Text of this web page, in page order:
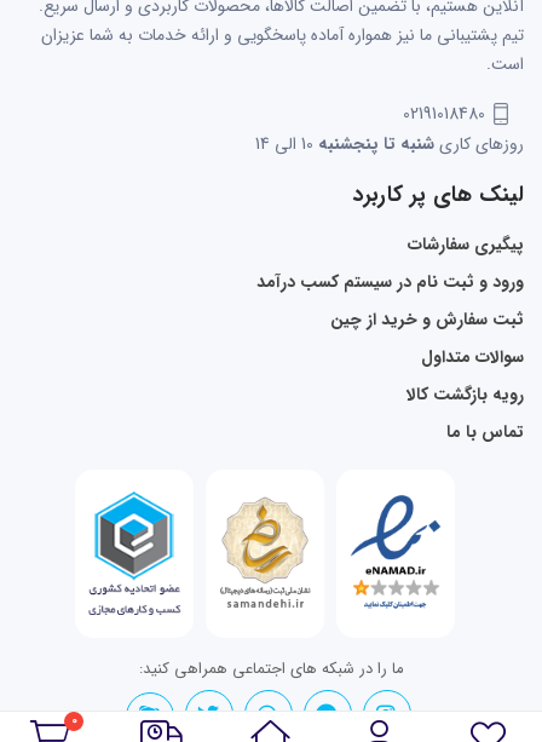
0
آنلاین هستیم، با تضمین اصالت کالاها، محصولات کاربردی و ارسال سریع.
تیم پشتیبانی ما نیز همواره آماده پاسخگویی و ارائه خدمات به شما عزیزان
است.
02191018480
روزهای کاریشنبه تا پنجشنبه
لینک های پر کاربرد
پیگیری سفارشات
ورود و ثبت نام در سیستم کسب درآمد
ثبت سفارش و خرید از چین
سوالات متداول
رویه بازگشت کالا
تماس با ما
ما را در شبکه های اجتماعی همراهی کنید: